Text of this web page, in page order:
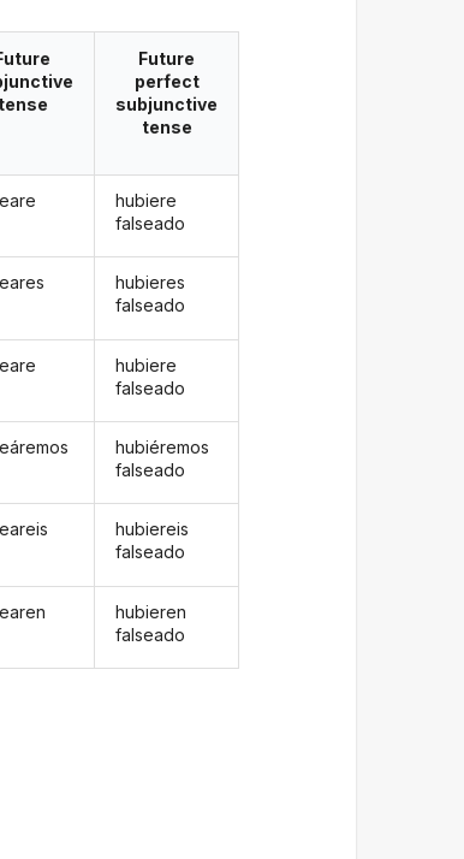
tense
Future
perfect
subjunctive
tense
hubiere
falseado
hubieres
falseado
hubiere
falseado
hubiéremos
falseado
hubiereis
falseado
hubieren
falseado